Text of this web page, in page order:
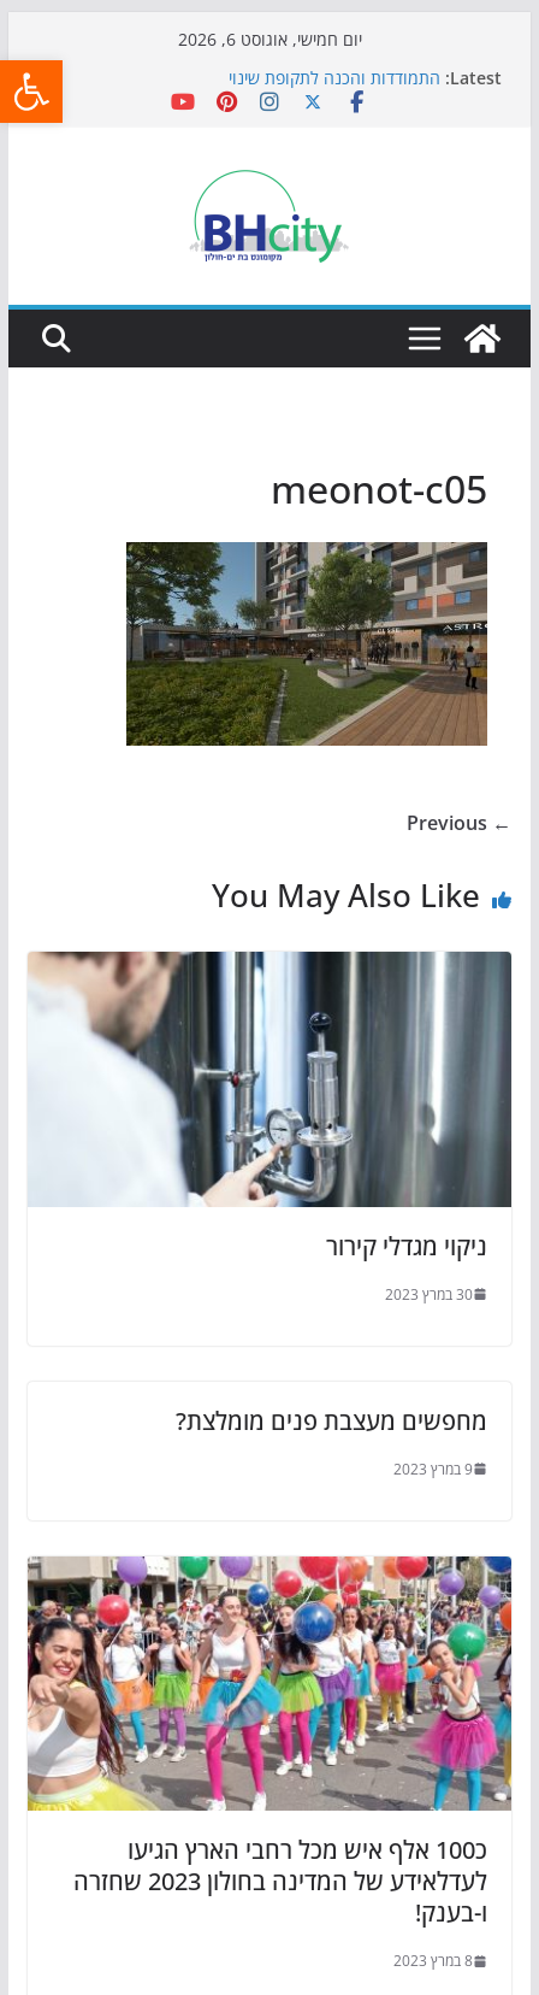
יום חמישי, אוגוסט 6, 2026
Latest: התמודדות והכנה לתקופת שינוי
אי ההרפתקאות ממשיך לכבוש את הגינות: מאות משפחות
כדורגל באווירה מיוחדת: הקרנת גמר המונדיאל בטרמינל
הקיץ של בני הנוער בבת־ים: חוף הריביירה הופך למרחב
בטוח בשעות הערב
meonot-c05
← Previous
You May Also Like
ניקוי מגדלי קירור
30 במרץ 2023
מחפשים מעצבת פנים מומלצת?
9 במרץ 2023
כ100 אלף איש מכל רחבי הארץ הגיעו
לעדלאידע של המדינה בחולון 2023 שחזרה
ו-בענק!
8 במרץ 2023